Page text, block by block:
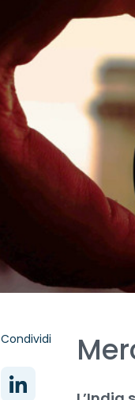
Condividi